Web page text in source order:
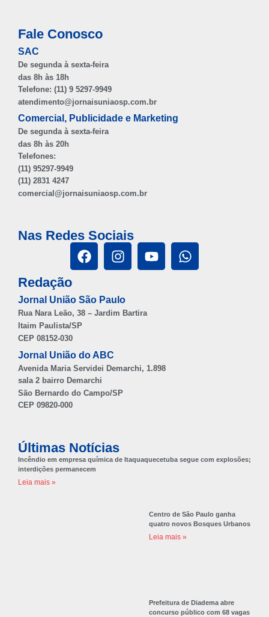
Fale Conosco
SAC
De segunda à sexta-feira
das 8h às 18h
Telefone: (11) 9 5297-9949
atendimento@jornaisuniaosp.com.br
Comercial, Publicidade e Marketing
De segunda à sexta-feira
das 8h às 20h
Telefones:
(11) 95297-9949
(11) 2831 4247
comercial@jornaisuniaosp.com.br
Nas Redes Sociais
Redação
Jornal União São Paulo
Rua Nara Leão, 38 – Jardim Bartira
Itaim Paulista/SP
CEP 08152-030
Jornal União do ABC
Avenida Maria Servidei Demarchi, 1.898
sala 2 bairro Demarchi
São Bernardo do Campo/SP
CEP 09820-000
Últimas Notícias
Incêndio em empresa química de Itaquaquecetuba segue com explosões;
interdições permanecem
Leia mais »
Centro de São Paulo ganha
quatro novos Bosques Urbanos
Leia mais »
Prefeitura de Diadema abre
concurso público com 68 vagas